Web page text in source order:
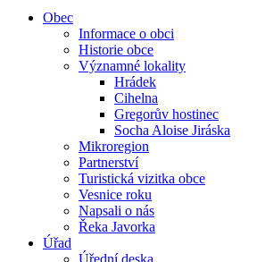
Obec
Informace o obci
Historie obce
Významné lokality
Hrádek
Cihelna
Gregorův hostinec
Socha Aloise Jiráska
Mikroregion
Partnerství
Turistická vizitka obce
Vesnice roku
Napsali o nás
Řeka Javorka
Úřad
Úřední deska